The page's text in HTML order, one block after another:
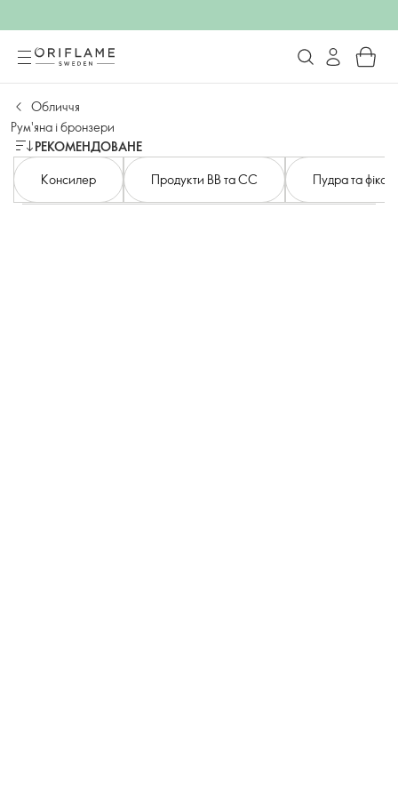
Обличчя
Рум'яна і бронзери
РЕКОМЕНДОВАНЕ
Консилер
Продукти BB та CC Пудра та